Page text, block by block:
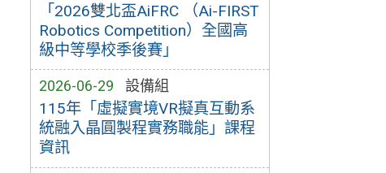
「2026雙北盃AiFRC （Ai-FIRST
Robotics Competition）全國高
級中等學校季後賽」
2026-06-29 設備組
115年「虛擬實境VR擬真互動系
統融入晶圓製程實務職能」課程
資訊